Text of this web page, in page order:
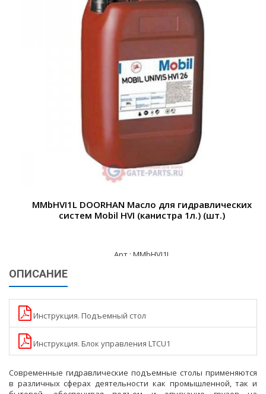
MMbHVI1L DOORHAN Масло для гидравлических
систем Mobil HVI (канистра 1л.) (шт.)
Арт.: MMbHVI1L
2 065 ₽
ОПИСАНИЕ
Инструкция. Подъемный стол
Инструкция. Блок управления LTCU1
Современные гидравлические подъемные столы применяются
в различных сферах деятельности как промышленной, так и